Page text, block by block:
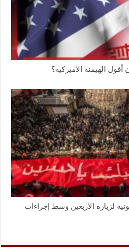
الهيمنة الأميركية؟
لزيارة الأربعين وسط إجراءات